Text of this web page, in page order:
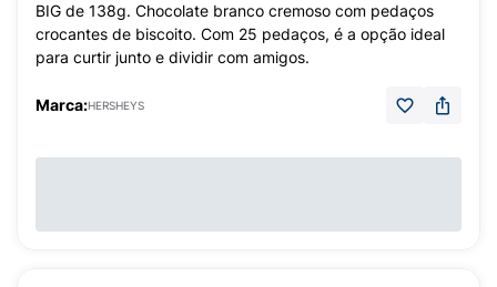
BIG de 138g. Chocolate branco cremoso com pedaços
crocantes de biscoito. Com 25 pedaços, é a opção ideal
para curtir junto e dividir com amigos.
Marca:HERSHEYS